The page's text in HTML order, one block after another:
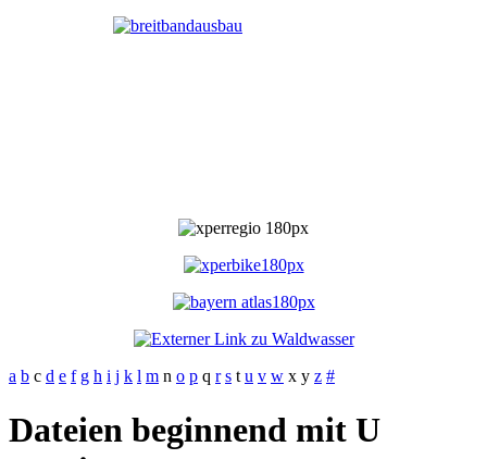
a b c d e f g h i j k l m n o p q r s t u v w x y z #
Dateien beginnend mit U